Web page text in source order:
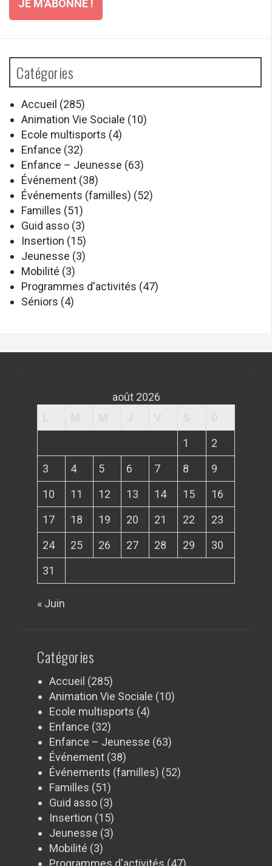
Catégories
Accueil (285)
Animation Vie Sociale (10)
Ecole multisports (4)
Enfance (32)
Enfance – Jeunesse (63)
Événement (38)
Événements (familles) (52)
Familles (51)
Guid asso (3)
Insertion (15)
Jeunesse (3)
Mobilité (3)
Programmes d'activités (47)
Séniors (4)
août 2026
1
2
3
4 5 6 7 8
9
10
11 12 13 14 15
16
17
18 19 20 21 22
23
24
25 26 27 28 29
30
31
« Juin
Catégories
Accueil (285)
Animation Vie Sociale (10)
Ecole multisports (4)
Enfance (32)
Enfance – Jeunesse (63)
Événement (38)
Événements (familles) (52)
Familles (51)
Guid asso (3)
Insertion (15)
Jeunesse (3)
Mobilité (3)
Programmes d'activités (47)